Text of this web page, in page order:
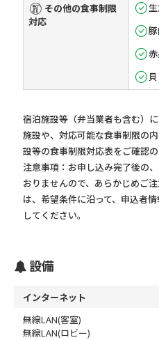
その他の食事制限
対応
宿泊施設等（弁当業者も含む）
施設や、対応可能な食事制限の
設等の食事制限対応表をご確認
注意事項：お申し込み完了後の
おりませんので、あらかじめご
は、希望条件に沿って、申込者
してください。
設備
インターネット
無線LAN(客室)
無線LAN(ロビー)